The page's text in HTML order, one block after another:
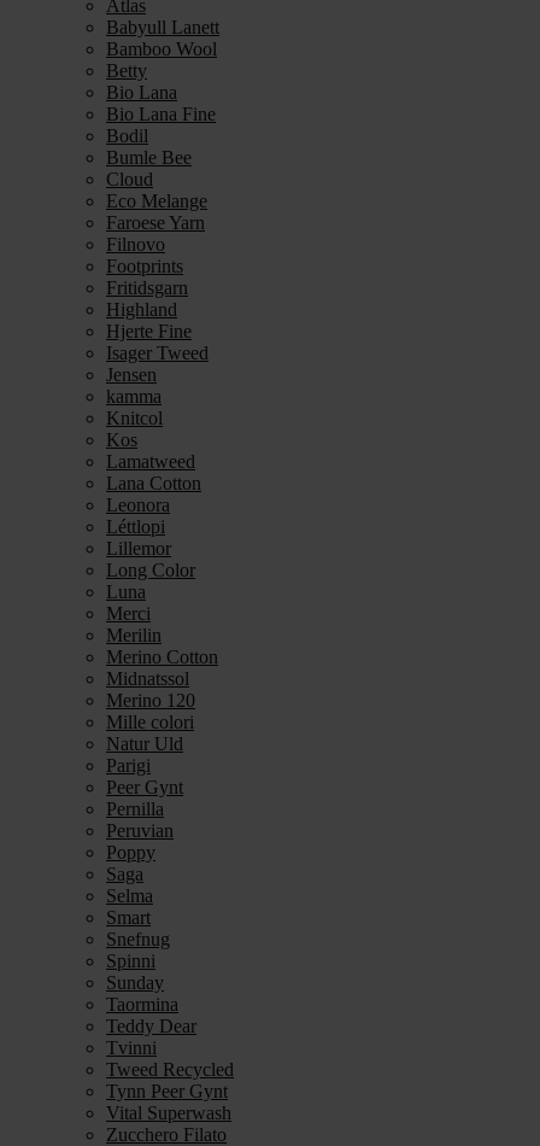
Atlas
Babyull Lanett
Bamboo Wool
Betty
Bio Lana
Bio Lana Fine
Bodil
Bumle Bee
Cloud
Eco Melange
Faroese Yarn
Filnovo
Footprints
Fritidsgarn
Highland
Hjerte Fine
Isager Tweed
Jensen
kamma
Knitcol
Kos
Lamatweed
Lana Cotton
Leonora
Léttlopi
Lillemor
Long Color
Luna
Merci
Merilin
Merino Cotton
Midnatssol
Merino 120
Mille colori
Natur Uld
Parigi
Peer Gynt
Pernilla
Peruvian
Poppy
Saga
Selma
Smart
Snefnug
Spinni
Sunday
Taormina
Teddy Dear
Tvinni
Tweed Recycled
Tynn Peer Gynt
Vital Superwash
Zucchero Filato